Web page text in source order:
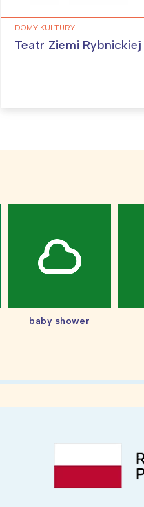
DOMY KULTURY
Teatr Ziemi Rybnickiej
baby shower